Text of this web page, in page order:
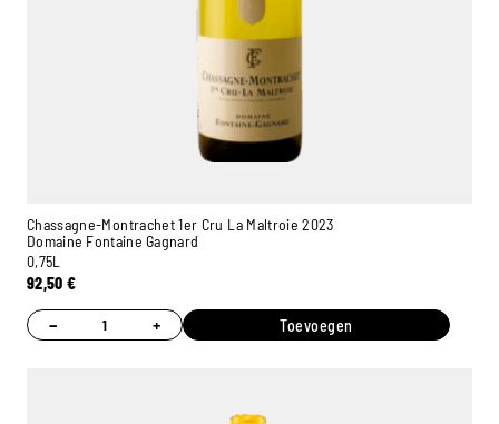
Chassagne-Montrachet 1er Cru La Maltroie 2023
Domaine Fontaine Gagnard
0,75L
92,50€
− + Toevoegen